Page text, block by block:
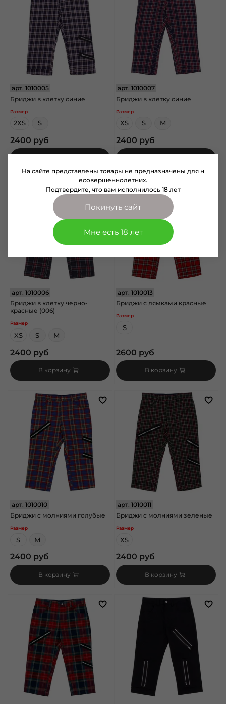
арт. 1010005
Бриджи в клетку синие
Размер
2XS S
2400 руб
арт.1010007
Бриджи в клетку синие
Размер
XS S M
2400 руб
арт. 1010006
Бриджи в клетку черно-
красные (006)
Размер
XS S M
2400 руб
В корзину
арт.1010013
Бриджи с лямками красные
Размер
S
2600 руб
В корзину
арт. 1010010
Бриджи с молниями голубые
Размер
S M
2400 руб
В корзину
арт.1010011
Бриджи с молниями зеленые
Размер
XS
2400 руб
В корзину
На сайте представлены товары не предназначены для н
есовершеннолетних.
Подтвердите, что вам исполнилось 18 лет
Покинуть сайт
Мне есть 18 лет